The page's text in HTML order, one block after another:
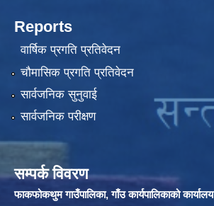
Reports
वार्षिक प्रगति प्रतिवेदन
चौमासिक प्रगति प्रतिवेदन
सार्वजनिक सुनुवाई
सार्वजनिक परीक्षण
सम्पर्क विवरण
फाकफोकथुम गाउँपालिका, गाँउ कार्यपालिकाको कार्यालय